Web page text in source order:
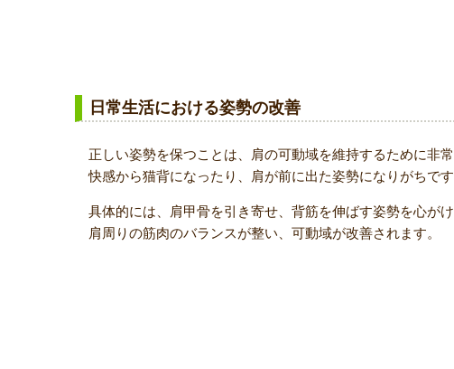
日常生活における姿勢の改善
正しい姿勢を保つことは、肩の可動域を維持するために非
快感から猫背になったり、肩が前に出た姿勢になりがちです
具体的には、肩甲骨を引き寄せ、背筋を伸ばす姿勢を心が
肩周りの筋肉のバランスが整い、可動域が改善されます。